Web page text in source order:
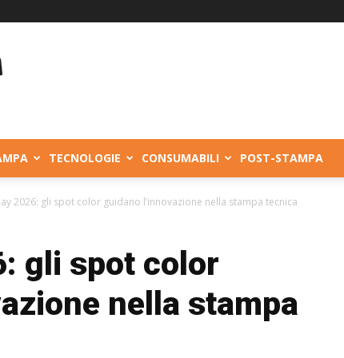
TECNOLOGIE CONSUMABILI POST-STAMPA
2026: gli spot color guidano l’innovazione nella stampa tecnica
gli spot color
nella stampa